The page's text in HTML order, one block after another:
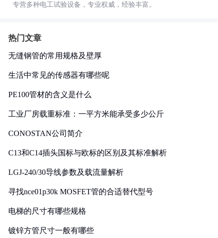
专营多种电工试验设备，专业权威，经验丰富。
热门文章
无缝钢管的常用规格及壁厚
生活中常见的传感器有哪些呢
PE100管材的含义是什么
工业厂房载重标准：一平方米能承受多少公斤
CONOSTAN公司简介
C13和C14插头国标与欧标的区别及其标准解析
LGJ-240/30导线参数及载流量解析
寻找nce01p30k MOSFET管的合适替代型号
电梯的尺寸有哪些规格
镀锌方管尺寸一般有哪些